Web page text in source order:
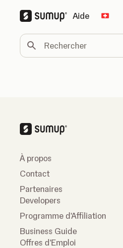
Aide
Rechercher
À propos
Contact
Partenaires
Developers
Programme d'Affiliation
Business Guide
Offres d'Emploi